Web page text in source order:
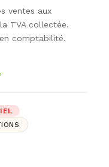
ventes aux
TVA collectée.
comptabilité.